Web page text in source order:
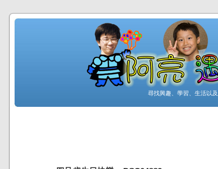
尋找興趣、學習、生活以